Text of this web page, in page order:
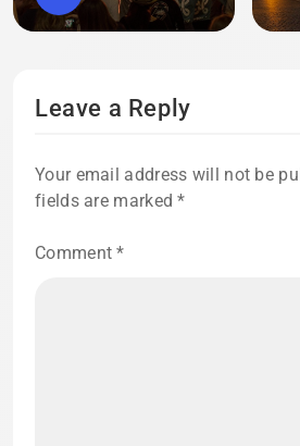
Leave a Reply
Your email address will not be
fields are marked*
Comment*